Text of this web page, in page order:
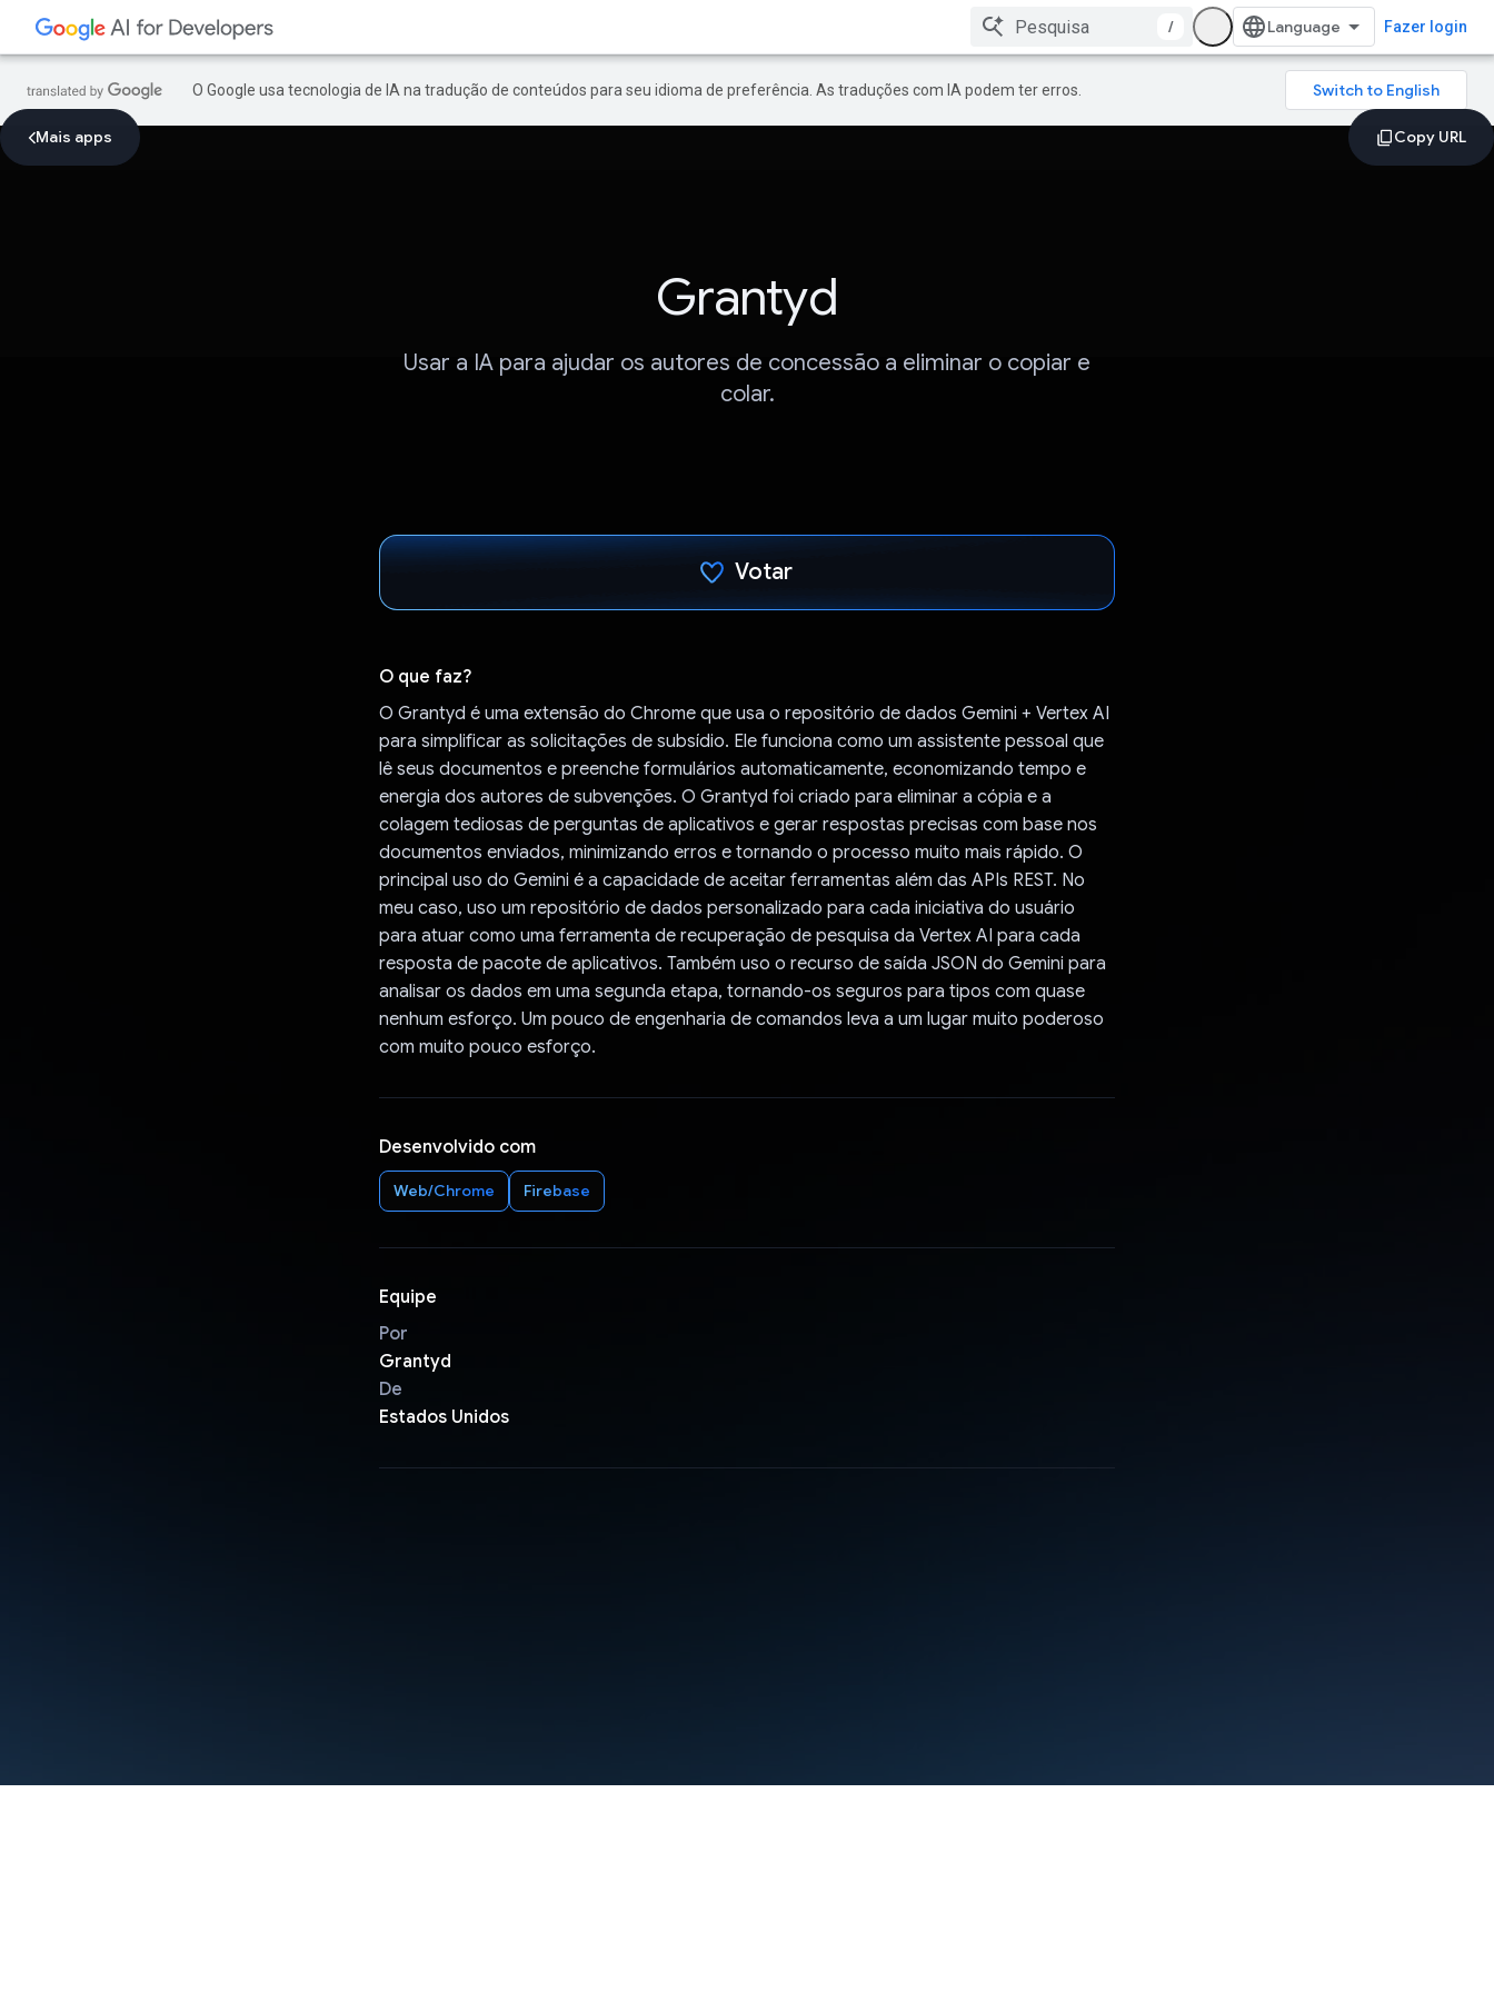
/ Fazer login
O Google usa tecnologia de IA na tradução de conteúdos para seu idioma de preferência. As traduções com IA podem ter erros.
Mais apps
Grantyd
Usar a IA para ajudar os autores de concessão a eliminar o copiar e
colar.
Votar
O que faz?
O Grantyd é uma extensão do Chrome que usa o repositório de dados Gemini + Vertex AI
para simplificar as solicitações de subsídio. Ele funciona como um assistente pessoal que
lê seus documentos e preenche formulários automaticamente, economizando tempo e
energia dos autores de subvenções. O Grantyd foi criado para eliminar a cópia e a
colagem tediosas de perguntas de aplicativos e gerar respostas precisas com base nos
documentos enviados, minimizando erros e tornando o processo muito mais rápido. O
principal uso do Gemini é a capacidade de aceitar ferramentas além das APIs REST. No
meu caso, uso um repositório de dados personalizado para cada iniciativa do usuário
para atuar como uma ferramenta de recuperação de pesquisa da Vertex AI para cada
resposta de pacote de aplicativos. Também uso o recurso de saída JSON do Gemini para
analisar os dados em uma segunda etapa, tornando-os seguros para tipos com quase
nenhum esforço. Um pouco de engenharia de comandos leva a um lugar muito poderoso
com muito pouco esforço.
Desenvolvido com
Web/Chrome Firebase
Equipe
Por
Grantyd
De
Estados Unidos